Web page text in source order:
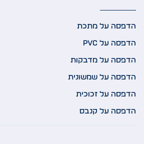
הדפסה על מתכת
הדפסה על PVC
הדפסה על מדבקות
הדפסה על שמשונית
הדפסה על זכוכית
הדפסה על קנבס